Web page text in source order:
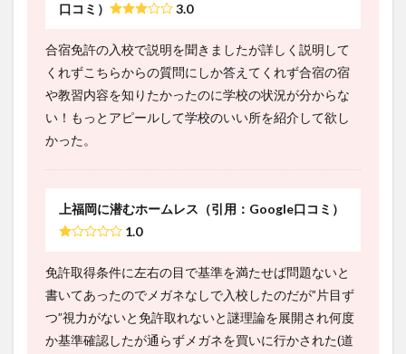
口コミ）
3.0
合宿免許の入校で説明を聞きましたが詳しく説明して
くれずこちらからの質問にしか答えてくれず合宿の宿
や教習内容を知りたかったのに学校の状況が分からな
い！もっとアピールして学校のいい所を紹介して欲し
かった。
上福岡に潜むホームレス（引用：Google口コミ）
1.0
免許取得条件に左右の目で基準を満たせば問題ないと
書いてあったのでメガネなしで入校したのだが”片目ず
つ”視力がないと免許取れないと謎理論を展開され何度
か基準確認したが通らずメガネを買いに行かされた(道